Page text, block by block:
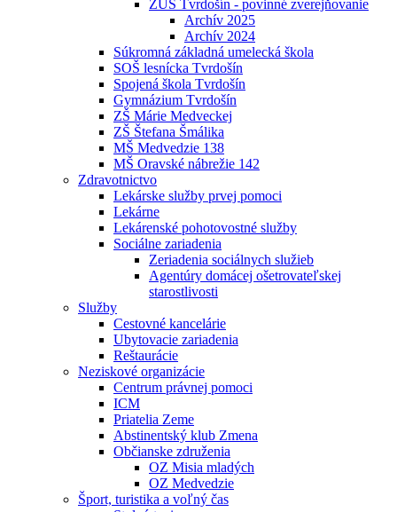
ZUŠ Tvrdošín - povinné zverejňovanie
Archív 2025
Archív 2024
Súkromná základná umelecká škola
SOŠ lesnícka Tvrdošín
Spojená škola Tvrdošín
Gymnázium Tvrdošín
ZŠ Márie Medveckej
ZŠ Štefana Šmálika
MŠ Medvedzie 138
MŠ Oravské nábrežie 142
Zdravotnictvo
Lekárske služby prvej pomoci
Lekárne
Lekárenské pohotovostné služby
Sociálne zariadenia
Zeriadenia sociálnych služieb
Agentúry domácej ošetrovateľskej
starostlivosti
Služby
Cestovné kancelárie
Ubytovacie zariadenia
Reštaurácie
Neziskové organizácie
Centrum právnej pomoci
ICM
Priatelia Zeme
Abstinentský klub Zmena
Občianske združenia
OZ Misia mladých
OZ Medvedzie
Šport, turistika a voľný čas